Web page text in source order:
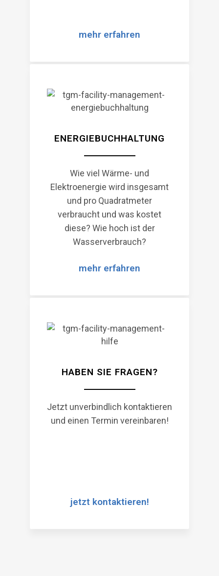
mehr erfahren
ENERGIEBUCHHALTUNG
Wie viel Wärme- und
Elektroenergie wird insgesamt
und pro Quadratmeter
verbraucht und was kostet
diese? Wie hoch ist der
Wasserverbrauch?
mehr erfahren
HABEN SIE FRAGEN?
Jetzt unverbindlich kontaktieren
und einen Termin vereinbaren!
jetzt kontaktieren!